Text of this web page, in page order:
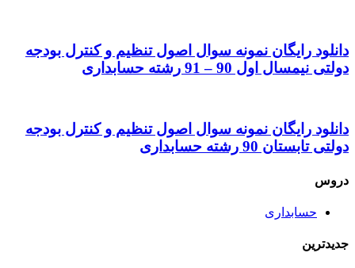
دانلود رایگان نمونه سوال اصول تنظیم و کنترل بودجه
دولتی نیمسال اول 90 – 91 رشته حسابداری
دانلود رایگان نمونه سوال اصول تنظیم و کنترل بودجه
دولتی تابستان 90 رشته حسابداری
دروس
حسابداری
جدیدترین